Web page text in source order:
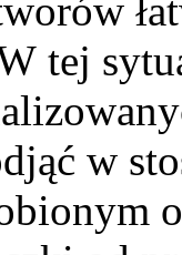
tej
w